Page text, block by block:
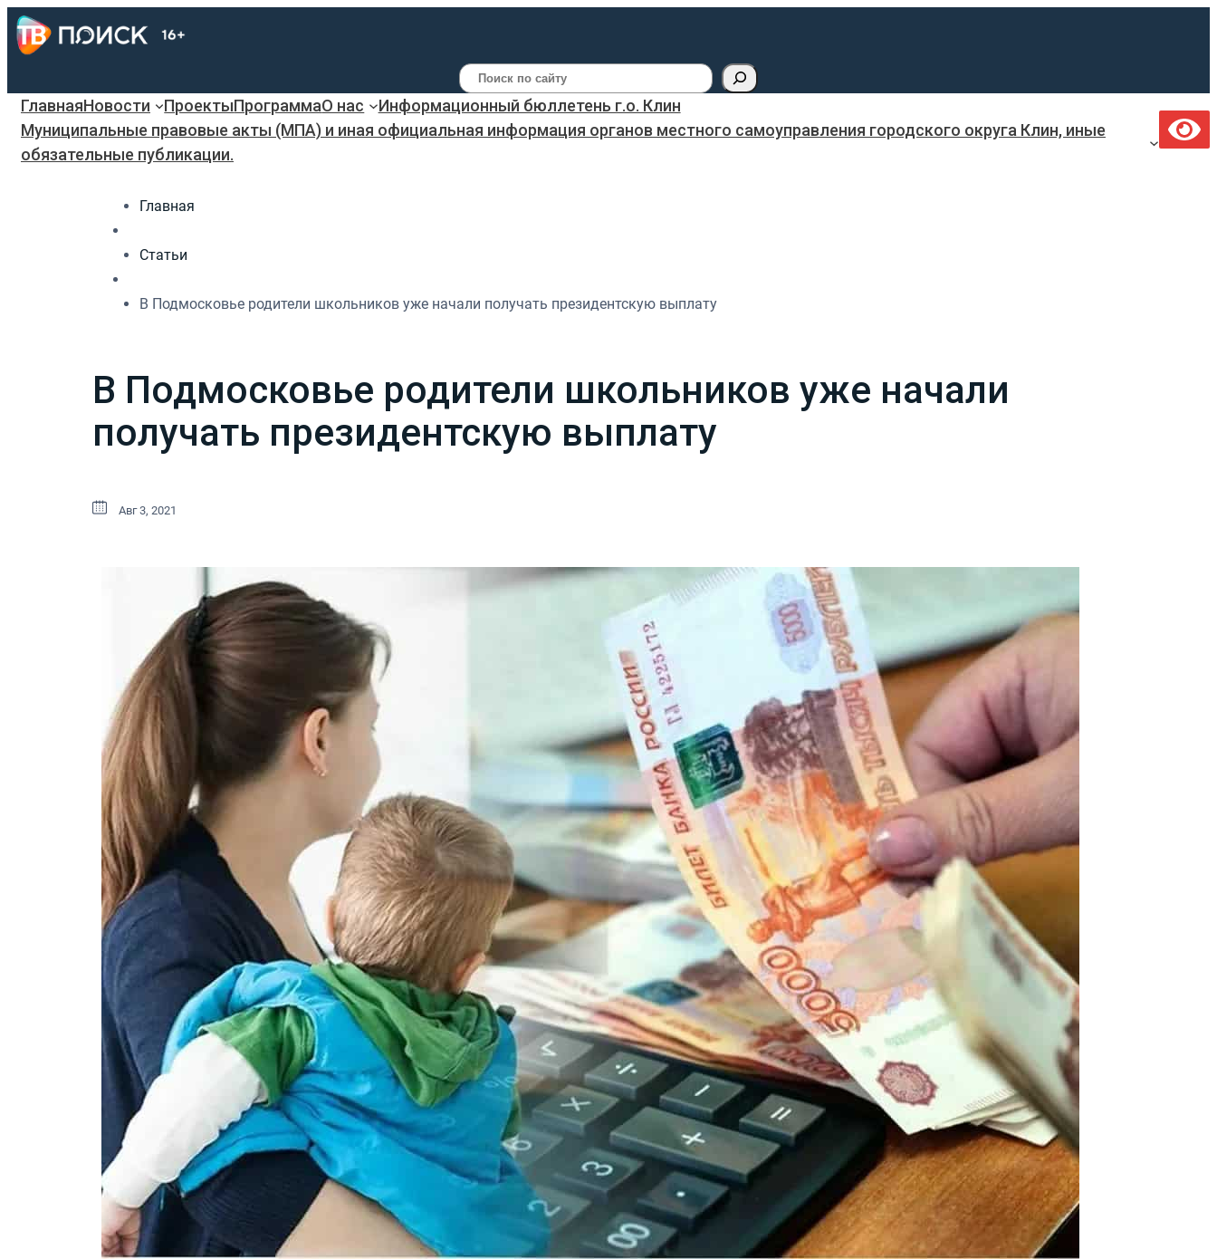
Поиск
ГлавнаяНовости ПроектыПрограммаО нас
Информационный бюллетень г.о. Клин
Муниципальные правовые акты (МПА) и иная официальная информация органов местного самоуправления городского округа Клин, иные
обязательные публикации.
Главная
Статьи
В Подмосковье родители школьников уже начали получать президентскую выплату
В Подмосковье родители школьников уже начали
получать президентскую выплату
Авг 3, 2021